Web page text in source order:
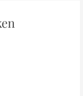
de twee
schuur
verzoek
tegen een
gehuurd